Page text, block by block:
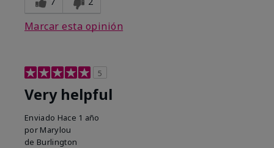
Marcar esta opinión
5
Very helpful
Enviado Hace 1 año
por Marylou
de Burlington